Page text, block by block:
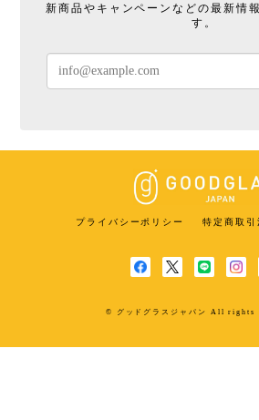
新商品やキャンペーンなどの最新情
す。
プライバシーポリシー 特定商取引
© グッドグラスジャパン All rights